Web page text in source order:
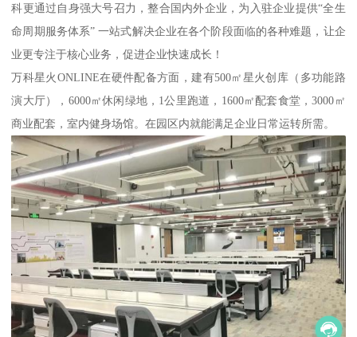
科更通过自身强大号召力，整合国内外企业，为入驻企业提供“全生
命周期服务体系” 一站式解决企业在各个阶段面临的各种难题，让企
业更专注于核心业务，促进企业快速成长！
万科星火ONLINE在硬件配备方面，建有500㎡星火创库（多功能路
演大厅），6000㎡休闲绿地，1公里跑道，1600㎡配套食堂，3000㎡
商业配套，室内健身场馆。在园区内就能满足企业日常运转所需。